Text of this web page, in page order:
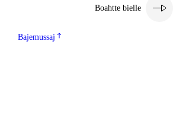
Boahtte bielle
Bajemussaj